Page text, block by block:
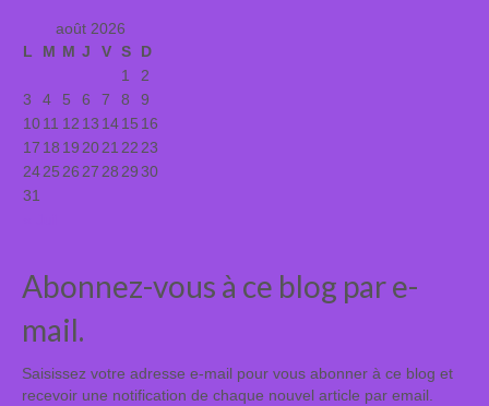
août 2026
L
M M J V S D
1
2
3
4 5 6 7 8
9
1011 12 13 1415 16
17 18 19 2021 22 23
2425 26 27 28 2930
31
Abonnez-vous à ce blog par e-
mail.
Saisissez votre adresse e-mail pour vous abonner à ce blog et
recevoir une notification de chaque nouvel article par email.